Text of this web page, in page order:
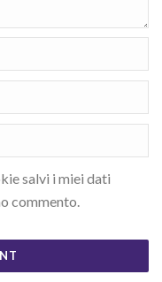
salvi i miei dati
commento.